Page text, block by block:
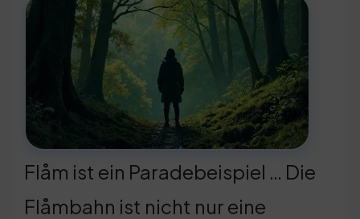
Flåm ist ein Paradebeispiel … Die
Flåmbahn ist nicht nur eine